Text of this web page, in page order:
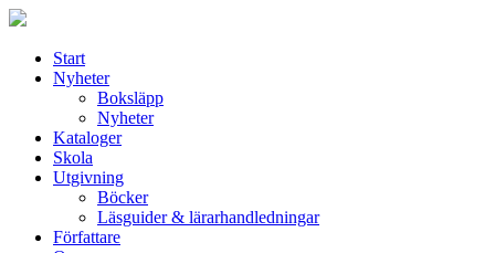
Start
Nyheter
Boksläpp
Nyheter
Kataloger
Skola
Utgivning
Böcker
Läsguider & lärarhandledningar
Författare